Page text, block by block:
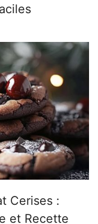
Cerises :
et Recette